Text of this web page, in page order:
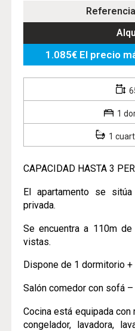
1.085€ El precio
1
1
CAPACIDAD HASTA 3
El apartamento se
privada.
Se encuentra a 110m
vistas.
Dispone de 1 dormitorio +
Salón comedor con sofá –
Cocina está equipada con
congelador, lavadora,